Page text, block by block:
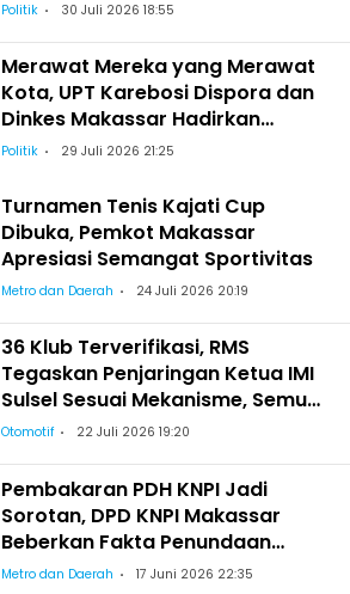
Politik 30 Juli 2026 18:55
Merawat Mereka yang Merawat
Kota, UPT Karebosi Dispora dan
Dinkes Makassar Hadirkan
Pemeriksaan Kesehatan bagi
Politik 29 Juli 2026 21:25
Turnamen Tenis Kajati Cup
Dibuka, Pemkot Makassar
Apresiasi Semangat Sportivitas
Metro dan Daerah 24 Juli 2026 20:19
36 Klub Terverifikasi, RMS
Tegaskan Penjaringan Ketua IMI
Sulsel Sesuai Mekanisme, Semua
Berhak Maju!
Otomotif 22 Juli 2026 19:20
Pembakaran PDH KNPI Jadi
Sorotan, DPD KNPI Makassar
Beberkan Fakta Penundaan
Pelantikan Wajo
Metro dan Daerah 17 Juni 2026 22:35